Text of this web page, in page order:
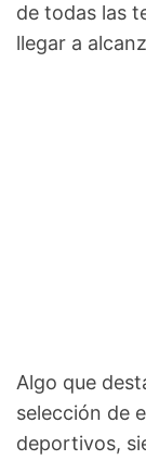
de todas las
llegar a
Algo que
selección de
deportivos,